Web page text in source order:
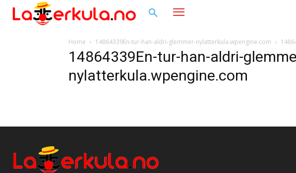
Home 14864339En-tur-han-aldri-glemmer-nylatterkula.wpengine.com
14864339En-tur-han-aldri-
nylatterkula.wpengine.com